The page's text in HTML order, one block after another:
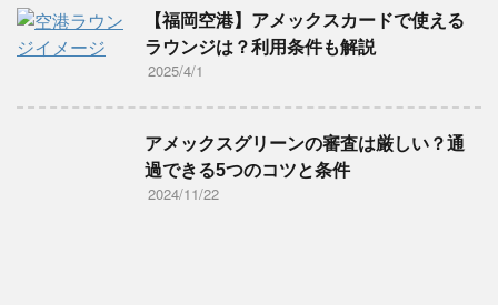
【福岡空港】アメックスカードで使える
ラウンジは？利用条件も解説
2025/4/1
アメックスグリーンの審査は厳しい？通
過できる5つのコツと条件
2024/11/22